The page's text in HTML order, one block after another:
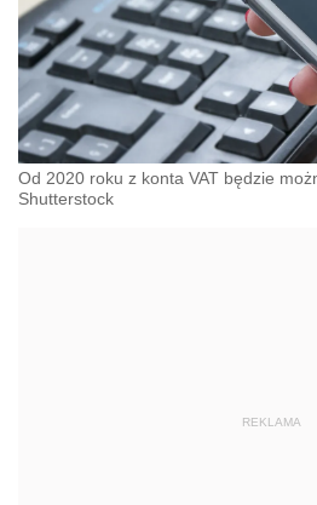
Od 2020 roku z konta VAT będzie
Shutterstock